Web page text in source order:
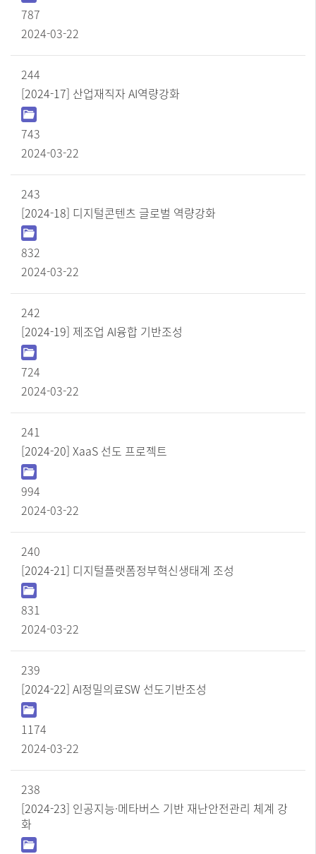
정
787
2024-03-22
244
[2024-17] 산업재직자 AI역량강화
743
2024-03-22
243
[2024-18] 디지털콘텐츠 글로벌 역량강화
832
2024-03-22
242
[2024-19] 제조업 AI융합 기반조성
724
2024-03-22
241
[2024-20] XaaS 선도 프로젝트
994
2024-03-22
240
[2024-21] 디지털플랫폼정부혁신생태계 조성
831
2024-03-22
239
[2024-22] AI정밀의료SW 선도기반조성
1174
2024-03-22
238
[2024-23] 인공지능·메타버스 기반 재난안전관리 체계 강
화